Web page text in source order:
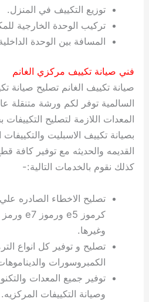
توزيع التكييف في المنزل.
تركيب الوحدة الخارجية
المسافة بين الوحدة
فني صيانة تكييف مركزي الغانم
صيانة تكييف الغانم تصليح صيانة
السالمية توفر لكم ورشة متنقلة
المعدات اللازمة لتصليح
بصيانة تكييف الاسبليت
القديمه والحديثه مع توفير كافة
كذلك نقوم بالخدمات التالية:-
تصليح الاخطاء الصادره
وغيرها.
تصليح و توفير كل انواع
الكمبروسورات
توفير جميع المعدات
وصيانة التكييفات المركزيه.